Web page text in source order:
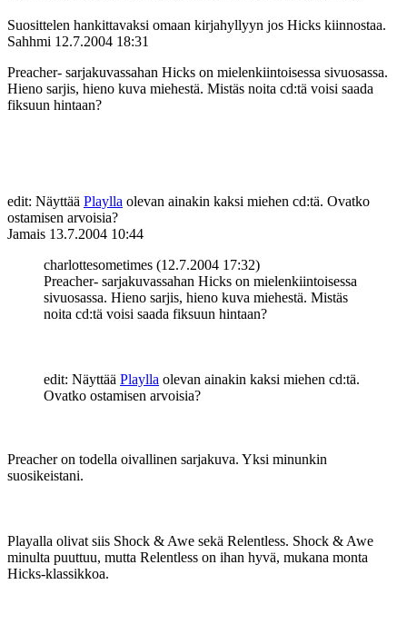
Suosittelen hankittavaksi omaan kirjahyllyyn jos Hicks kiinnostaa.
Sahhmi 12.7.2004 18:31
Preacher- sarjakuvassahan Hicks on mielenkiintoisessa sivuosassa.
Hieno sarjis, hieno kuva miehestä. Mistäs noita cd:tä voisi saada
fiksuun hintaan?
edit: Näyttää Playlla olevan ainakin kaksi miehen cd:tä. Ovatko
ostamisen arvoisia?
Jamais 13.7.2004 10:44
charlottesometimes (12.7.2004 17:32)
Preacher- sarjakuvassahan Hicks on mielenkiintoisessa
sivuosassa. Hieno sarjis, hieno kuva miehestä. Mistäs
noita cd:tä voisi saada fiksuun hintaan?
edit: Näyttää Playlla olevan ainakin kaksi miehen cd:tä.
Ovatko ostamisen arvoisia?
Preacher on todella oivallinen sarjakuva. Yksi minunkin
suosikeistani.
Playalla olivat siis Shock & Awe sekä Relentless. Shock & Awe
minulta puuttuu, mutta Relentless on ihan hyvä, mukana monta
Hicks-klassikkoa.